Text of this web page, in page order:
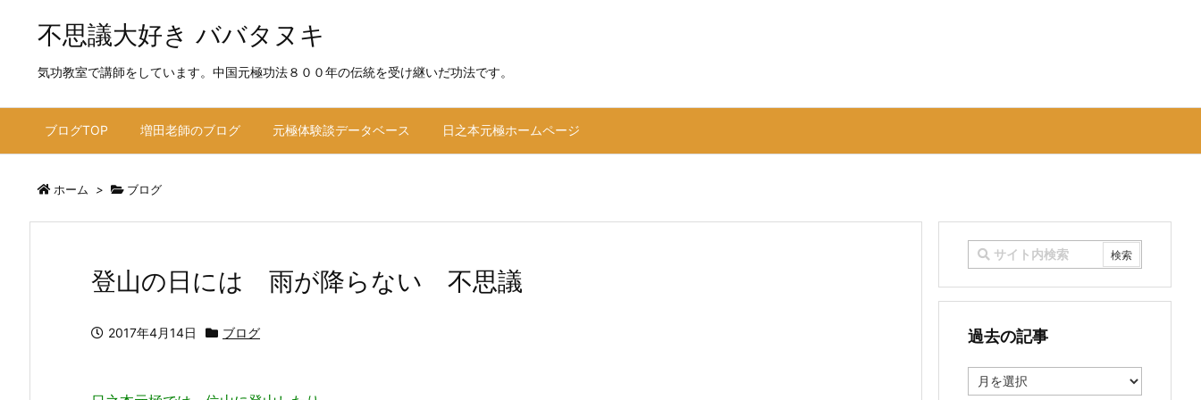
不思議大好き ババタヌキ
気功教室で講師をしています。中国元極功法８００年の伝統を受け継いだ功法です。
ブログTOP 増田老師のブログ 元極体験談データベース 日之本元極ホームページ
ホーム > ブログ
登山の日には 雨が降らない 不思議
2017年4月14日 ブログ 過去の記事
去